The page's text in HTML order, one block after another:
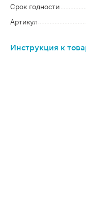
Срок годности
Артикул
Инструкция к